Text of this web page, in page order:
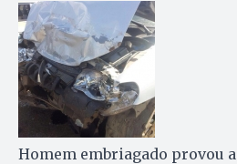
Homem embriagado provou